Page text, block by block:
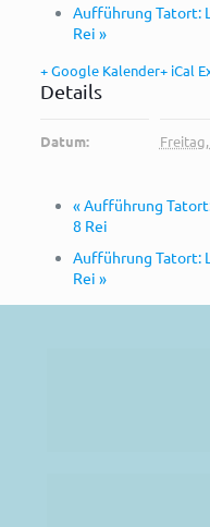
Aufführung Tatort:
Rei »
+ Google Kalender+ iCal
Details
Datum:
«Aufführung
8 Rei
Aufführung Tatort:
Rei »